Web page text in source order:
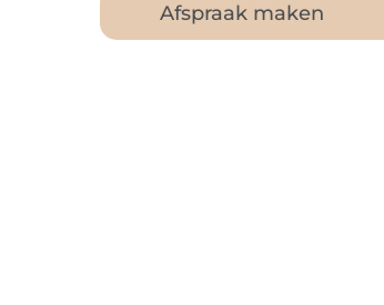
Afspraak maken